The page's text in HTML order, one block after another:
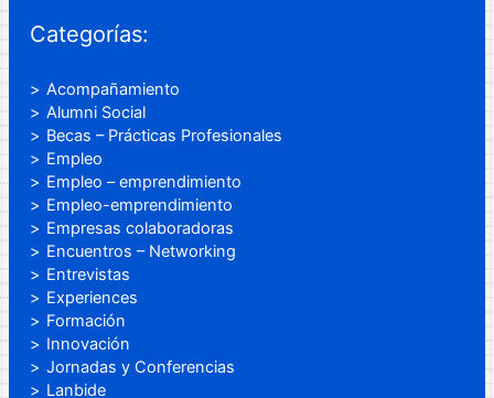
Categorías:
Acompañamiento
Alumni Social
Becas – Prácticas Profesionales
Empleo
Empleo – emprendimiento
Empleo-emprendimiento
Empresas colaboradoras
Encuentros – Networking
Entrevistas
Experiences
Formación
Innovación
Jornadas y Conferencias
Lanbide